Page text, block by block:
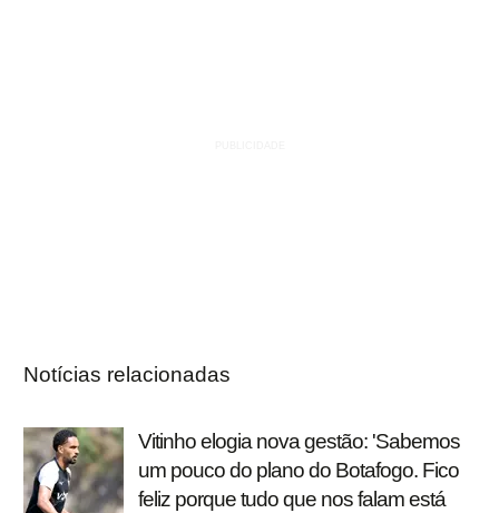
Notícias relacionadas
Vitinho elogia nova gestão: 'Sabemos
um pouco do plano do Botafogo. Fico
feliz porque tudo que nos falam está